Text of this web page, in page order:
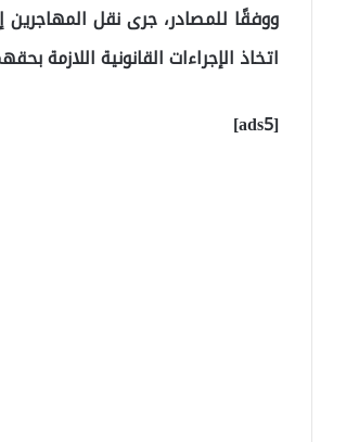
ووفقًا للمصادر، جرى نقل
اتخاذ الإجراءات القانونية اللازمة
[ads5]